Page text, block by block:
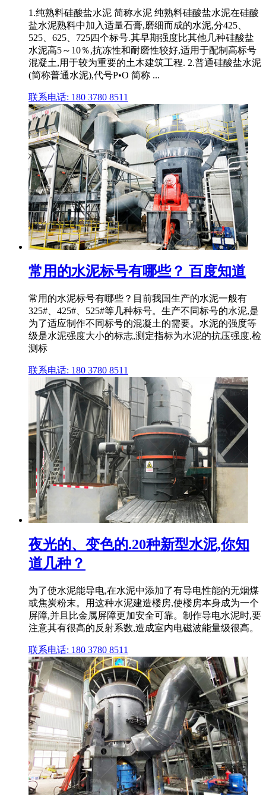
1.纯熟料硅酸盐水泥 简称水泥 纯熟料硅酸盐水泥在硅酸
盐水泥熟料中加入适量石膏,磨细而成的水泥,分425、
525、625、725四个标号.其早期强度比其他几种硅酸盐
水泥高5～10％,抗冻性和耐磨性较好,适用于配制高标号
混凝土,用于较为重要的土木建筑工程. 2.普通硅酸盐水泥
(简称普通水泥),代号P•O 简称 ...
联系电话: 180 3780 8511
常用的水泥标号有哪些？ 百度知道
常用的水泥标号有哪些？目前我国生产的水泥一般有
325#、425#、525#等几种标号。生产不同标号的水泥,是
为了适应制作不同标号的混凝土的需要。水泥的强度等
级是水泥强度大小的标志,测定指标为水泥的抗压强度,检
测标
联系电话: 180 3780 8511
夜光的、变色的.20种新型水泥,你知
道几种？
为了使水泥能导电,在水泥中添加了有导电性能的无烟煤
或焦炭粉末。用这种水泥建造楼房,使楼房本身成为一个
屏障,并且比金属屏障更加安全可靠。制作导电水泥时,要
注意其有很高的反射系数,造成室内电磁波能量级很高。
联系电话: 180 3780 8511